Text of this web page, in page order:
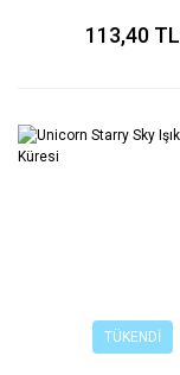
113,40 TL
TÜKENDİ